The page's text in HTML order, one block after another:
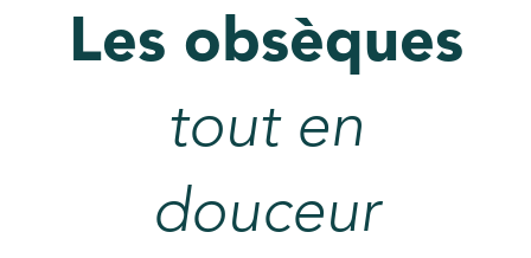
Les obsèques
tout en
douceur